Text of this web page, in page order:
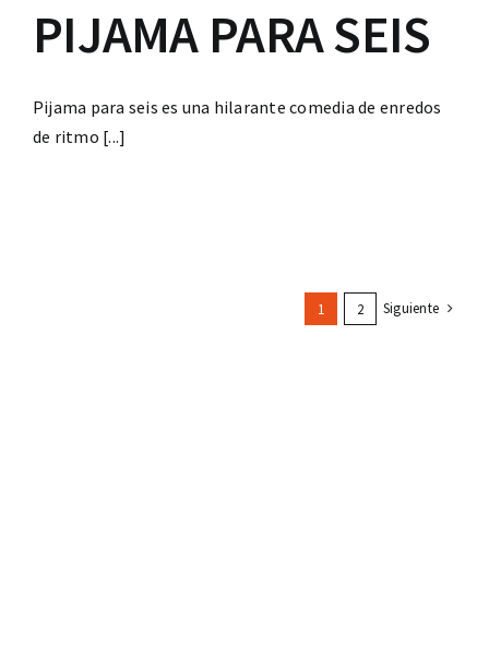
PIJAMA PARA SEIS
Pijama para seis es una hilarante comedia de enredos
de ritmo [...]
1 2 Siguiente